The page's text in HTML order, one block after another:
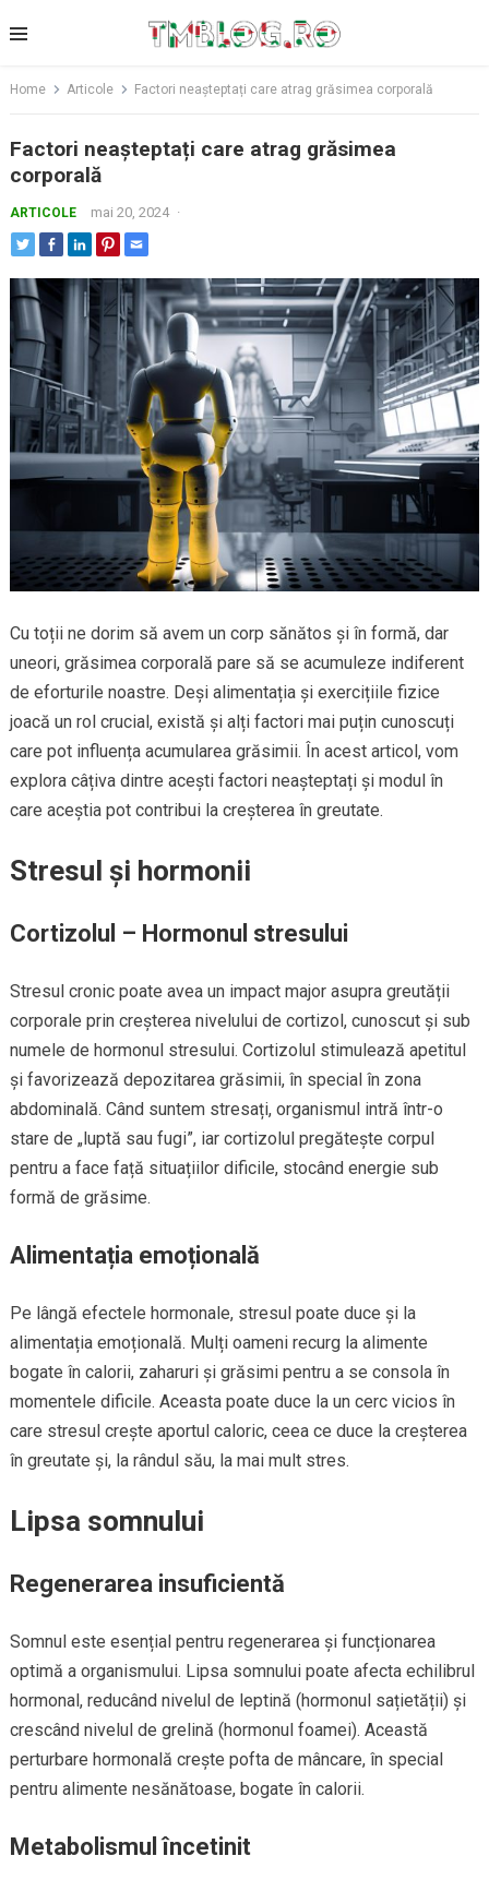
to
Home Articole Factori neașteptați care atrag grăsimea corporală
Factori neașteptați care atrag grăsimea
corporală
ARTICOLE mai 20, 2024 ·
Cu toții ne dorim să avem un corp sănătos și în formă, dar
uneori, grăsimea corporală pare să se acumuleze indiferent
de eforturile noastre. Deși alimentația și exercițiile fizice
joacă un rol crucial, există și alți factori mai puțin cunoscuți
care pot influența acumularea grăsimii. În acest articol, vom
explora câțiva dintre acești factori neașteptați și modul în
care aceștia pot contribui la creșterea în greutate.
Stresul și hormonii
Cortizolul – Hormonul stresului
Stresul cronic poate avea un impact major asupra greutății
corporale prin creșterea nivelului de cortizol, cunoscut și sub
numele de hormonul stresului. Cortizolul stimulează apetitul
și favorizează depozitarea grăsimii, în special în zona
abdominală. Când suntem stresați, organismul intră într-o
stare de „luptă sau fugi”, iar cortizolul pregătește corpul
pentru a face față situațiilor dificile, stocând energie sub
formă de grăsime.
Alimentația emoțională
Pe lângă efectele hormonale, stresul poate duce și la
alimentația emoțională. Mulți oameni recurg la alimente
bogate în calorii, zaharuri și grăsimi pentru a se consola în
momentele dificile. Aceasta poate duce la un cerc vicios în
care stresul crește aportul caloric, ceea ce duce la creșterea
în greutate și, la rândul său, la mai mult stres.
Lipsa somnului
Regenerarea insuficientă
Somnul este esențial pentru regenerarea și funcționarea
optimă a organismului. Lipsa somnului poate afecta echilibrul
hormonal, reducând nivelul de leptină (hormonul sațietății) și
crescând nivelul de grelină (hormonul foamei). Această
perturbare hormonală crește pofta de mâncare, în special
pentru alimente nesănătoase, bogate în calorii.
Metabolismul încetinit